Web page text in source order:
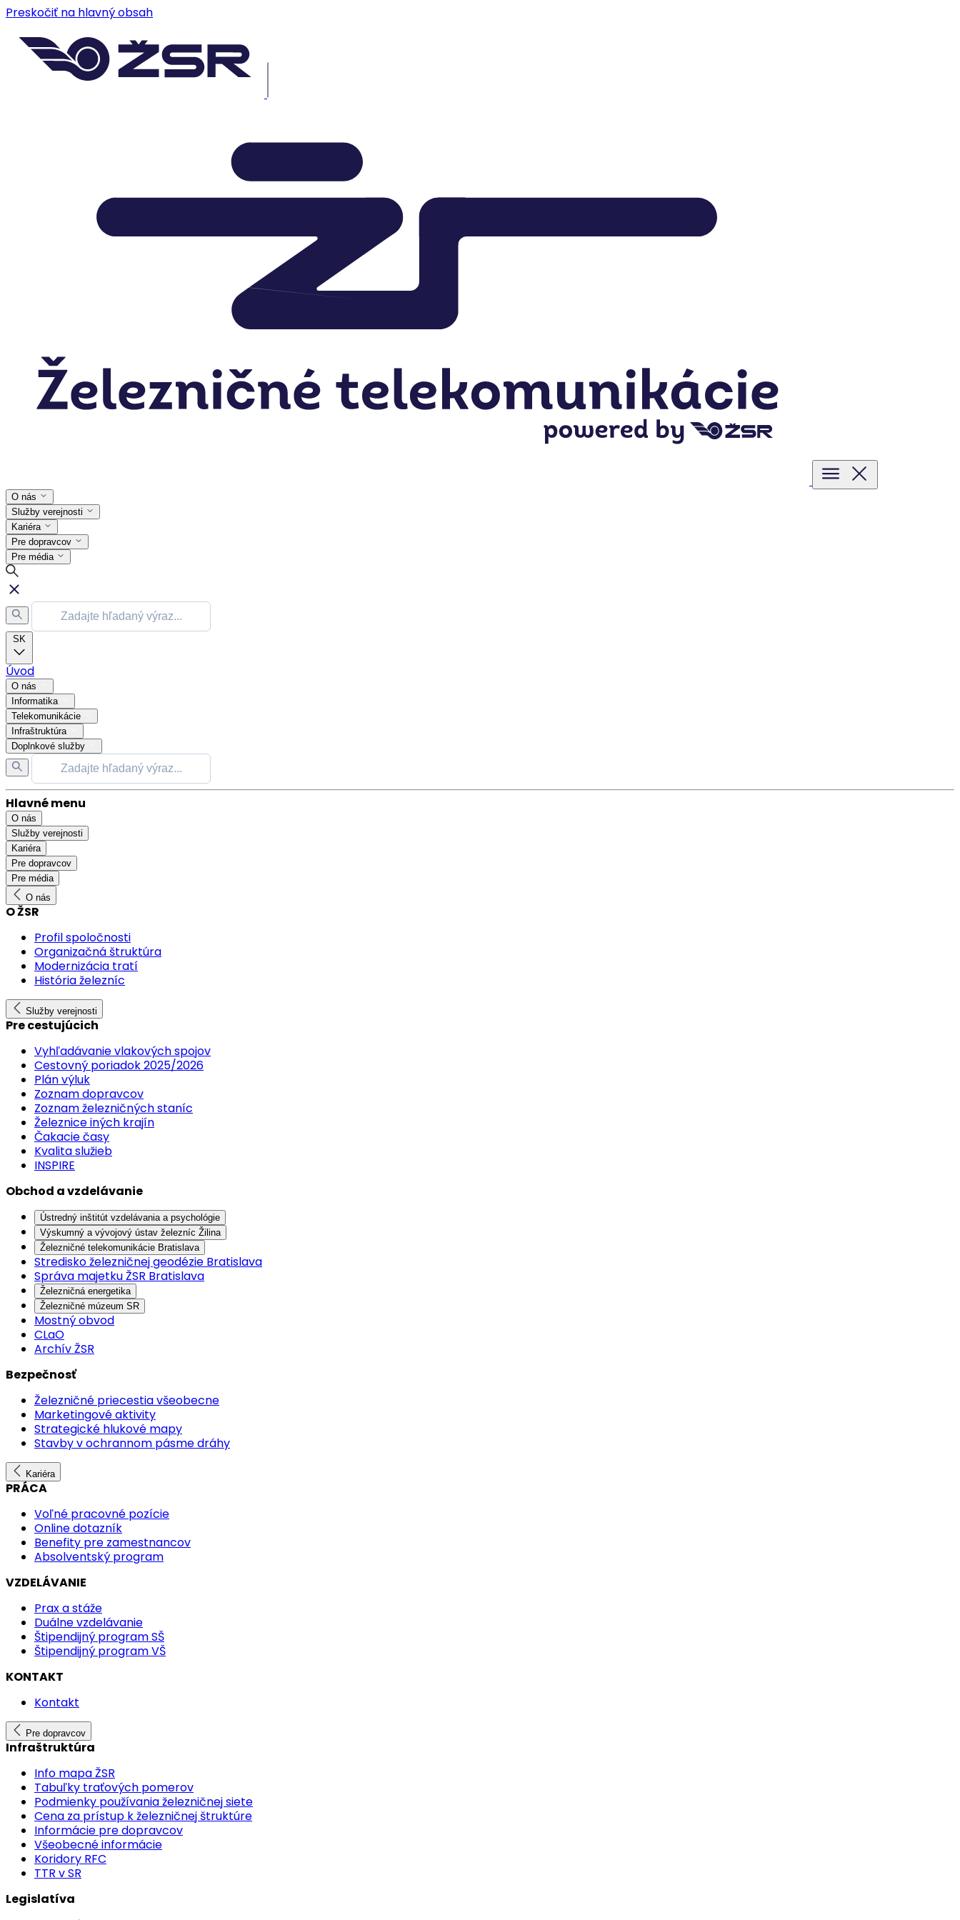
Preskočiť na hlavný obsah
O nás
Služby verejnosti
Kariéra
Pre dopravcov
Pre média
SK
Úvod
O nás
Informatika
Telekomunikácie
Infraštruktúra
Doplnkové služby
Hlavné menu
O nás
Služby verejnosti
Kariéra
Pre dopravcov
Pre média
O nás
O ŽSR
Profil spoločnosti
Organizačná štruktúra
Modernizácia tratí
História železníc
Služby verejnosti
Pre cestujúcich
Vyhľadávanie vlakových spojov
Cestovný poriadok 2025/2026
Plán výluk
Zoznam dopravcov
Zoznam železničných staníc
Železnice iných krajín
Čakacie časy
Kvalita služieb
INSPIRE
Obchod a vzdelávanie
Ústredný inštitút vzdelávania a psychológie
Výskumný a vývojový ústav železníc Žilina
Železničné telekomunikácie Bratislava
Stredisko železničnej geodézie Bratislava
Správa majetku ŽSR Bratislava
Železničná energetika
Železničné múzeum SR
Mostný obvod
CLaO
Archív ŽSR
Bezpečnosť
Železničné priecestia všeobecne
Marketingové aktivity
Strategické hlukové mapy
Stavby v ochrannom pásme dráhy
Kariéra
PRÁCA
Voľné pracovné pozície
Online dotazník
Benefity pre zamestnancov
Absolventský program
VZDELÁVANIE
Prax a stáže
Duálne vzdelávanie
Štipendijný program SŠ
Štipendijný program VŠ
KONTAKT
Kontakt
Pre dopravcov
Infraštruktúra
Info mapa ŽSR
Tabuľky traťových pomerov
Podmienky používania železničnej siete
Cena za prístup k železničnej štruktúre
Informácie pre dopravcov
Všeobecné informácie
Koridory RFC
TTR v SR
Legislatíva